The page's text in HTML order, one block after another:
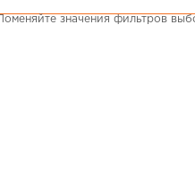
Поменяйте значения фильтров